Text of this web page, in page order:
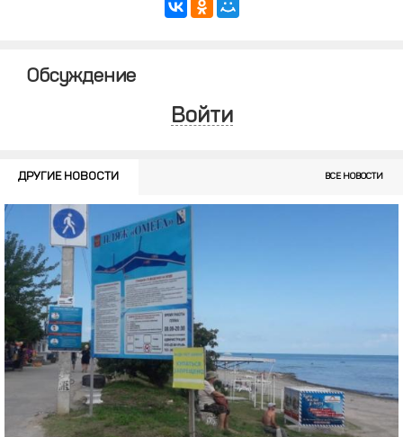
Обсуждение
Войти
ДРУГИЕ НОВОСТИ ВСЕ НОВОСТИ